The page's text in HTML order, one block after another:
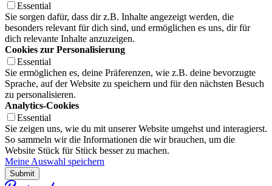
Essential
Sie sorgen dafür, dass dir z.B. Inhalte angezeigt werden, die
besonders relevant für dich sind, und ermöglichen es uns, dir für
dich relevante Inhalte anzuzeigen.
Cookies zur Personalisierung
Essential
Sie ermöglichen es, deine Präferenzen, wie z.B. deine bevorzugte
Sprache, auf der Website zu speichern und für den nächsten Besuch
zu personalisieren.
Analytics-Cookies
Essential
Sie zeigen uns, wie du mit unserer Website umgehst und interagierst.
So sammeln wir die Informationen die wir brauchen, um die
Website Stück für Stück besser zu machen.
Meine Auswahl speichern